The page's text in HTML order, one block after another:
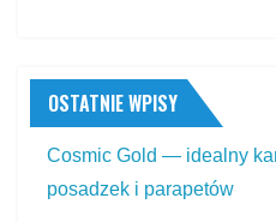
OSTATNIE WPISY
Cosmic Gold — idealny
posadzek i parapetów